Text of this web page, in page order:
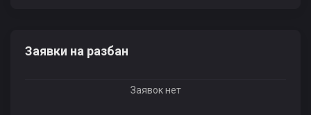
Заявки на разбан
Заявок нет